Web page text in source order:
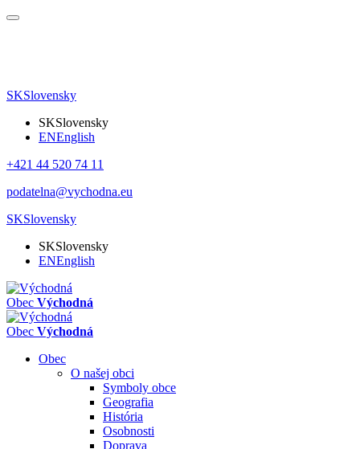
SKSlovensky
SKSlovensky
ENEnglish
+421 44 520 74 11
podatelna@vychodna.eu
SKSlovensky
SKSlovensky
ENEnglish
Obec Východná
Obec Východná
Obec
O našej obci
Symboly obce
Geografia
História
Osobnosti
Doprava